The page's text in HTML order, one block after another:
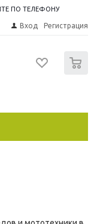
ПО ТЕЛЕФОНУ
Вход Регистрация